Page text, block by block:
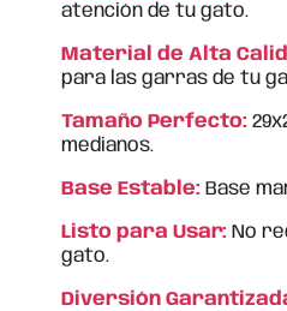
atención de tu gato.
Material de Alta
para las garras de tu
Tamaño Perfecto:
medianos.
Base Estable: Base
Listo para Usar: No
gato.
Diversión